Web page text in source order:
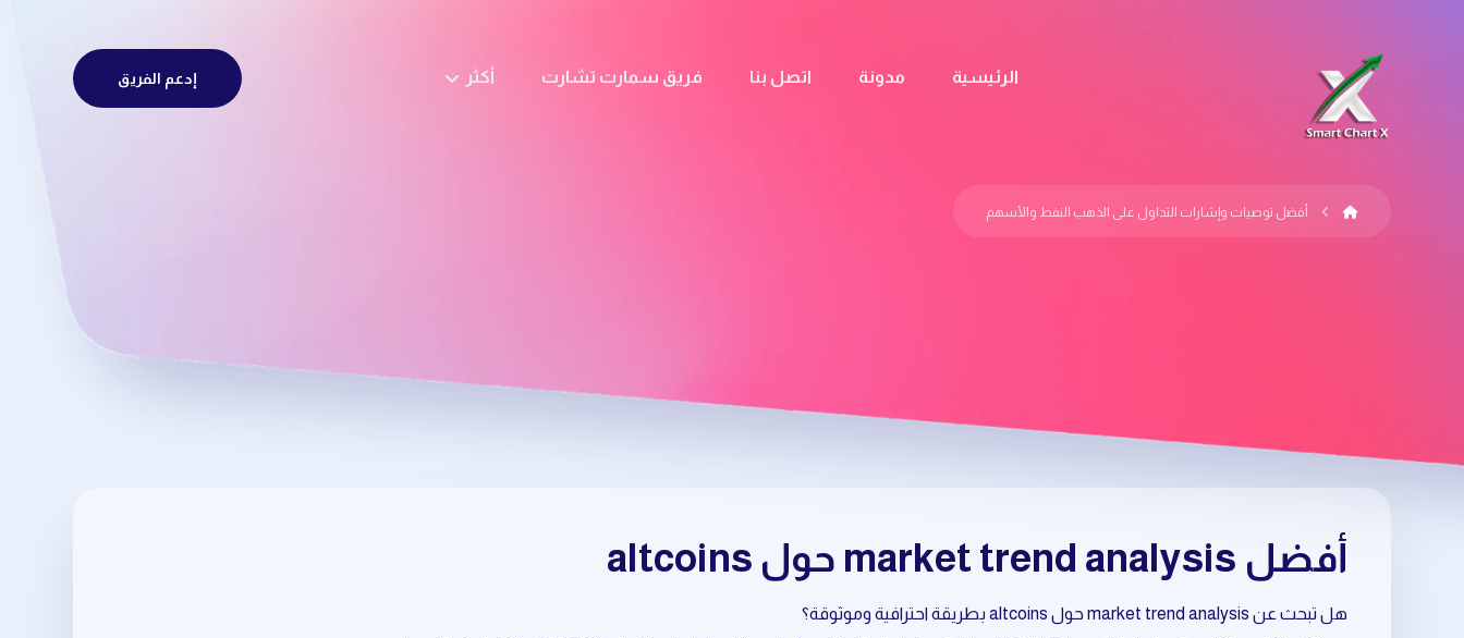
الرئيسية مدونة اتصل بنا فريق سمارت تشارت أكثر إدعم الفريق
أفضل توصيات وإشارات التداول على الذهب النفط والأسهم
أفضل market trend analysis حول altcoins
هل تبحث عن market trend analysis حول altcoins بطريقة احترافية وموثوقة؟